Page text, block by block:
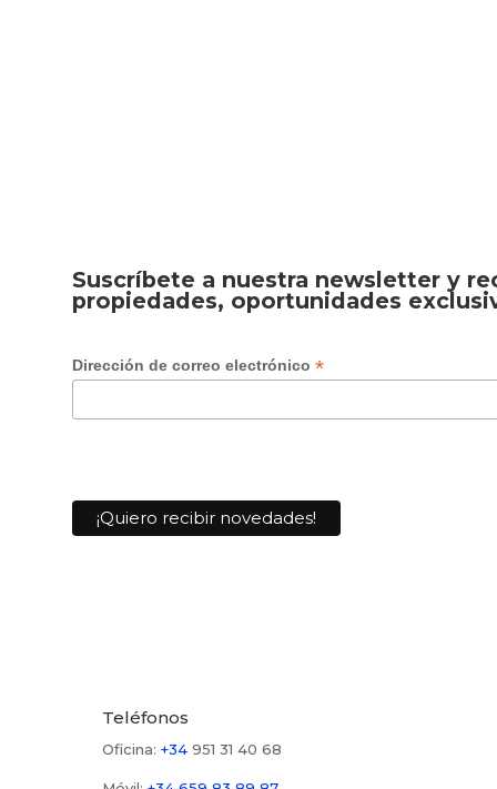
Suscríbete a nuestra newsletter y
propiedades, oportunidades
Dirección de correo electrónico *
Teléfonos
Oficina: +34951 31 40 68